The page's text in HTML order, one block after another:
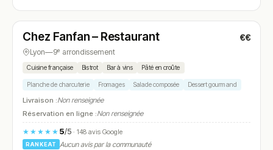
N° 21
Chez Fanfan – Restaurant €€
Lyon—9ᵉ arrondissement
Cuisine française Bistrot Bar à vins Pâté en croûte
Planche de charcuterie Fromages Salade composée Dessert gourmand
Livraison :Non renseignée
Réservation en ligne :Non renseignée
★★★★★ 5/5· 148 avis Google
RANKEAT
Aucun avis par la communauté